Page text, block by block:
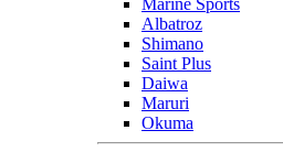
Marine Sports
Albatroz
Shimano
Saint Plus
Daiwa
Maruri
Okuma